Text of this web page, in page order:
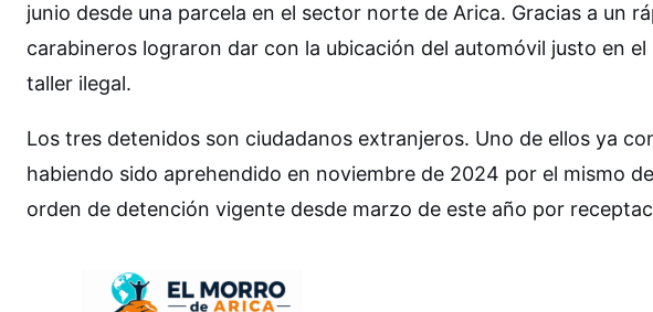
junio desde una parcela en el sector norte de Arica. Gracias a un
carabineros lograron dar con la ubicación del automóvil justo en
taller ilegal.
Los tres detenidos son ciudadanos extranjeros. Uno de ellos ya
habiendo sido aprehendido en noviembre de 2024 por el mismo
orden de detención vigente desde marzo de este año por